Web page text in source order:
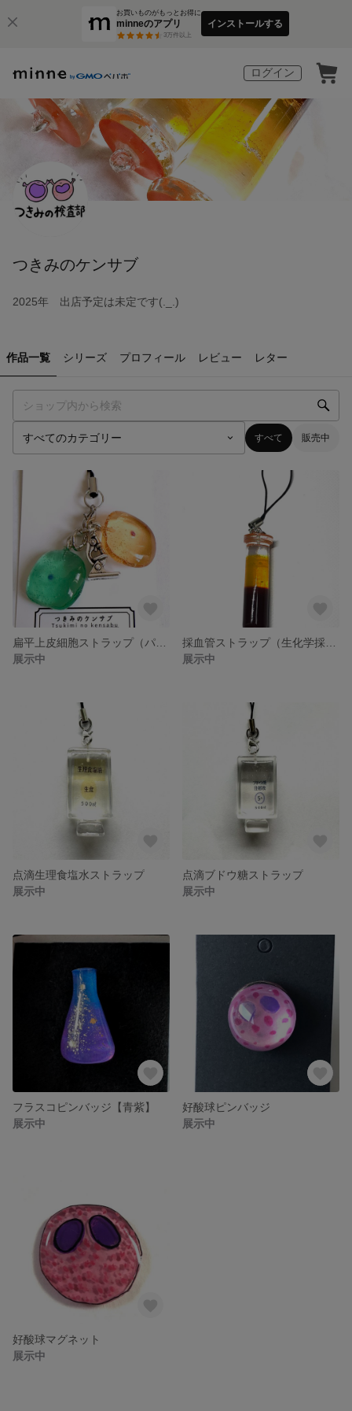
お買いものがもっとお得に
minneのアプリ
3万件以上
インストールする
ログイン
つきみのケンサブ
2025年 出店予定は未定です(._.)
作品一覧 シリーズ プロフィール レビュー レター
すべて 販売中
展示中
展示中
点滴生理食塩水ストラップ
展示中
点滴ブドウ糖ストラップ
展示中
フラスコピンバッジ【青紫】
展示中
好酸球ピンバッジ
展示中
好酸球マグネット
展示中